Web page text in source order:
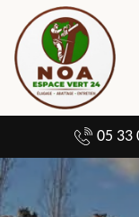
05 33